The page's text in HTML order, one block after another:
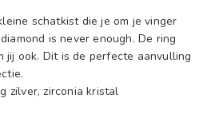
schatkist die je om je vinger
is never enough. De ring
jij ook. Dit is de perfecte aanvulling
zilver, zirconia kristal